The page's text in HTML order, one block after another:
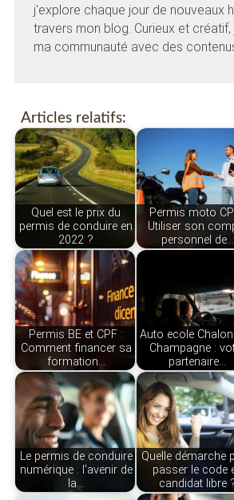
j'explore chaque jour de nouveaux
travers mon blog. Curieux et créatif,
ma communauté avec des
Articles relatifs:
Quel est le prix du
permis de conduire en
2022 ?
Permis moto
Utiliser son
personnel de…
Permis BE et CPF :
Comment financer sa
formation…
Auto ecole
Champagne :
partenaire…
Le permis de conduire
numérique : l'avenir de
la…
Quelle démarche
passer le code
candidat libre